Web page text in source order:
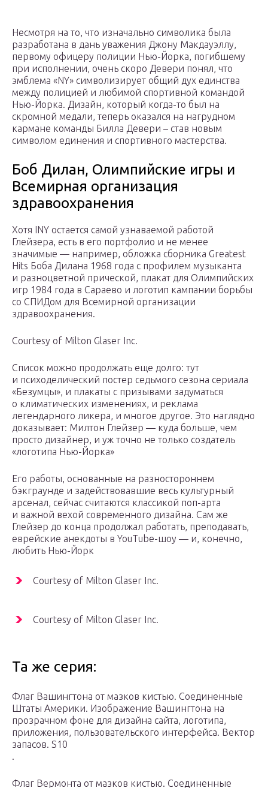
Несмотря на то, что изначально символика была
разработана в дань уважения Джону Макдауэллу,
первому офицеру полиции Нью-Йорка, погибшему
при исполнении, очень скоро Девери понял, что
эмблема «NY» символизирует общий дух единства
между полицией и любимой спортивной командой
Нью-Йорка. Дизайн, который когда-то был на
скромной медали, теперь оказался на нагрудном
кармане команды Билла Девери – став новым
символом единения и спортивного мастерства.
Боб Дилан, Олимпийские игры и
Всемирная организация
здравоохранения
Хотя INY остается самой узнаваемой работой
Глейзера, есть в его портфолио и не менее
значимые — например, обложка сборника Greatest
Hits Боба Дилана 1968 года с профилем музыканта
и разноцветной прической, плакат для Олимпийских
игр 1984 года в Сараево и логотип кампании борьбы
со СПИДом для Всемирной организации
здравоохранения.
Courtesy of Milton Glaser Inc.
Список можно продолжать еще долго: тут
и психоделический постер седьмого сезона сериала
«Безумцы», и плакаты с призывами задуматься
о климатических изменениях, и реклама
легендарного ликера, и многое другое. Это наглядно
доказывает: Милтон Глейзер — куда больше, чем
просто дизайнер, и уж точно не только создатель
«логотипа Нью-Йорка»
Его работы, основанные на разностороннем
бэкграунде и задействовавшие весь культурный
арсенал, сейчас считаются классикой поп-арта
и важной вехой современного дизайна. Сам же
Глейзер до конца продолжал работать, преподавать,
еврейские анекдоты в YouTube-шоу — и, конечно,
любить Нью-Йорк
Courtesy of Milton Glaser Inc.
Courtesy of Milton Glaser Inc.
Та же серия:
Флаг Вашингтона от мазков кистью. Соединенные
Штаты Америки. Изображение Вашингтона на
прозрачном фоне для дизайна сайта, логотипа,
приложения, пользовательского интерфейса. Вектор
запасов. S10
.
Флаг Вермонта от мазков кистью. Соединенные